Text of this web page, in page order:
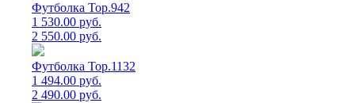
Футболка Top.942
1 530.00 руб.
2 550.00 руб.
Футболка Top.1132
1 494.00 руб.
2 490.00 руб.